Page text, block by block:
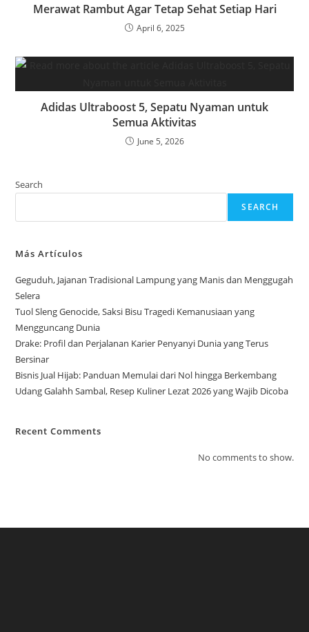
Merawat Rambut Agar Tetap Sehat Setiap Hari
April 6, 2025
Adidas Ultraboost 5, Sepatu Nyaman untuk
Semua Aktivitas
June 5, 2026
Search
SEARCH
Más Artículos
Geguduh, Jajanan Tradisional Lampung yang Manis dan Menggugah
Selera
Tuol Sleng Genocide, Saksi Bisu Tragedi Kemanusiaan yang
Mengguncang Dunia
Drake: Profil dan Perjalanan Karier Penyanyi Dunia yang Terus
Bersinar
Bisnis Jual Hijab: Panduan Memulai dari Nol hingga Berkembang
Udang Galahh Sambal, Resep Kuliner Lezat 2026 yang Wajib Dicoba
Recent Comments
No comments to show.